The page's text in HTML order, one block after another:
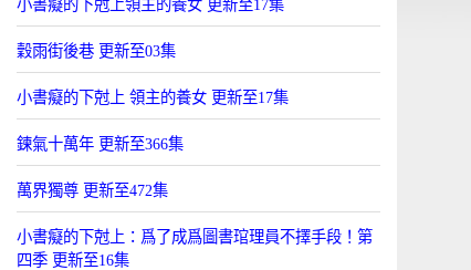
小書癡的下尅上領主的養女 更新至17集
穀雨街後巷 更新至03集
小書癡的下尅上 領主的養女 更新至17集
鍊氣十萬年 更新至366集
萬界獨尊 更新至472集
小書癡的下尅上：爲了成爲圖書琯理員不擇手段！第
四季 更新至16集